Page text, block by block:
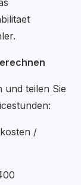
und teilen Sie
/